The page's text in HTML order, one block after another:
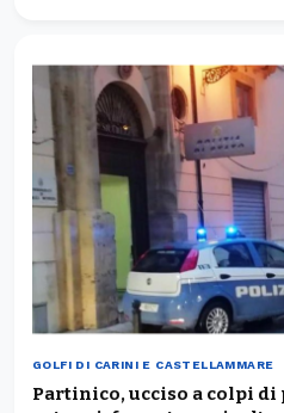
GOLFI DI CARINI E CASTELLAMMARE
Partinico, ucciso a colpi